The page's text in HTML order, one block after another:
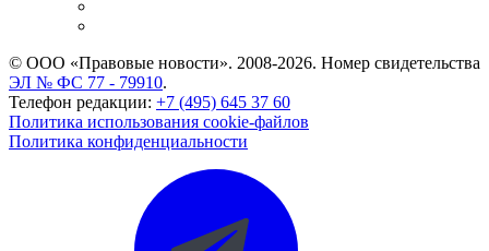
© ООО «Правовые новости». 2008-2026. Номер свидетельства
ЭЛ № ФС 77 - 79910.
Телефон редакции: +7 (495) 645 37 60
Политика использования cookie-файлов
Политика конфиденциальности